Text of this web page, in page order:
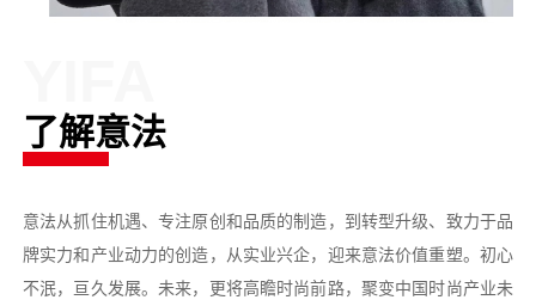
了解意法
意法从抓住机遇、专注原创和品质的制造，到转型升级、致力于品
牌实力和产业动力的创造，从实业兴企，迎来意法价值重塑。初心
不泯，亘久发展。未来，更将高瞻时尚前路，聚变中国时尚产业未